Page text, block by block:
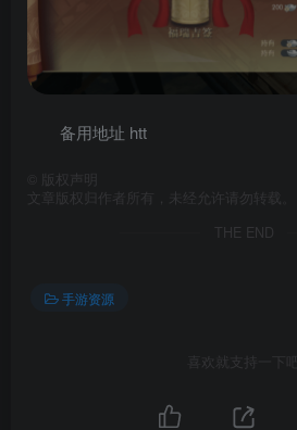
备用地址 htt
版权声明
文章版权归作者所有，未经允许请勿转载。
THE END
手游资源
喜欢就支持一下吧